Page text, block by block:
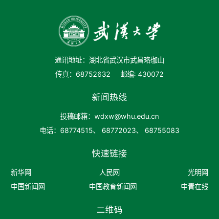
通讯地址：湖北省武汉市武昌珞珈山
传真：68752632
邮编: 430072
新闻热线
投稿邮箱：wdxw@whu.edu.cn
电话：68774515、 68772023、 68755083
快速链接
新华网 人民网
光明网
中国新闻网
中国教育新闻网 中青在线
二维码